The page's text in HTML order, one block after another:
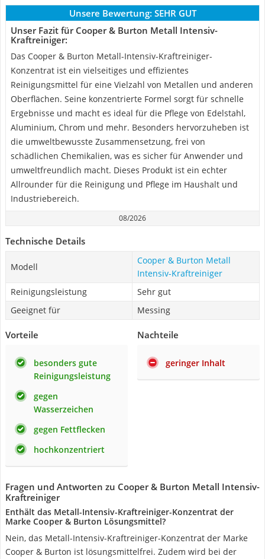
Unsere Bewertung: SEHR GUT
Unser Fazit für Cooper & Burton Metall Intensiv-
Kraftreiniger:
Das Cooper & Burton Metall-Intensiv-Kraftreiniger-
Konzentrat ist ein vielseitiges und effizientes
Reinigungsmittel für eine Vielzahl von Metallen und anderen
Oberflächen. Seine konzentrierte Formel sorgt für schnelle
Ergebnisse und macht es ideal für die Pflege von Edelstahl,
Aluminium, Chrom und mehr. Besonders hervorzuheben ist
die umweltbewusste Zusammensetzung, frei von
schädlichen Chemikalien, was es sicher für Anwender und
umweltfreundlich macht. Dieses Produkt ist ein echter
Allrounder für die Reinigung und Pflege im Haushalt und
Industriebereich.
08/2026
Technische Details
Modell
Cooper & Burton Metall
Intensiv-Kraftreiniger
Reinigungsleistung
Sehr gut
Geeignet für
Messing
Vorteile
besonders gute
Reinigungsleistung
gegen
Wasserzeichen
gegen Fettflecken
hochkonzentriert
Nachteile
geringer Inhalt
Fragen und Antworten zu Cooper & Burton Metall Intensiv-
Kraftreiniger
Enthält das Metall-Intensiv-Kraftreiniger-Konzentrat der
Marke Cooper & Burton Lösungsmittel?
Nein, das Metall-Intensiv-Kraftreiniger-Konzentrat der Marke
Cooper & Burton ist lösungsmittelfrei. Zudem wird bei der